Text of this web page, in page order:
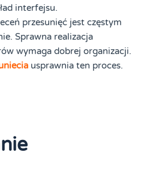
interfejsu.
przesunięć jest częstym
Sprawna realizacja
wymaga dobrej organizacji.
usprawnia ten proces.